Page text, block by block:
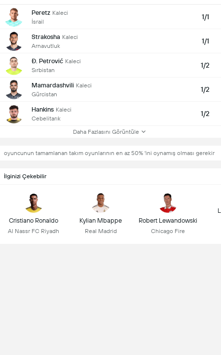
Peretz Kaleci
İsrail
1/1
Strakosha Kaleci
Arnavutluk
1/1
Đ. Petrović Kaleci
Sırbistan
1/2
Mamardashvili Kaleci
Gürcistan
1/2
Hankins Kaleci
Cebelitarık
1/2
Daha Fazlasını Görüntüle
oyuncunun tamamlanan takım oyunlarının en az 50% 'ini oynamış olması gerekir
İlginizi Çekebilir
Cristiano Ronaldo
Al Nassr FC Riyadh
Kylian Mbappe
Real Madrid
Robert Lewandowski
Chicago Fire